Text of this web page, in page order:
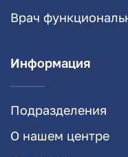
Врач
Информация
Подразделения
О нашем центре